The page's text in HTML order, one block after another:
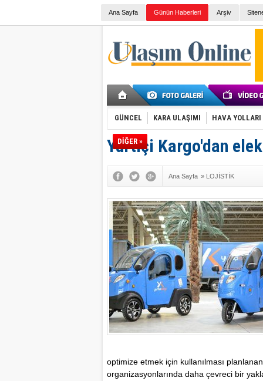
Ana Sayfa Günün Haberleri Arşiv
GÜNCEL KARA ULAŞIMI HAVA YOLLARI
DİĞER »
Yurtiçi Kargo'dan
Ana Sayfa » LOJİSTİK
optimize etmek için kullanılması
organizasyonlarında daha çevreci bir